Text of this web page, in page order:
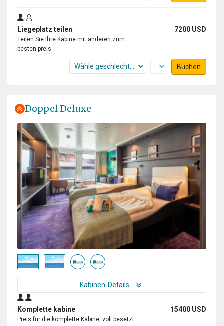
Liegeplatz teilen 7200 USD
Teilen Sie Ihre Kabine mit anderen zum
besten preis
Buchen
Doppel Deluxe
Kabinen-Details
Komplette kabine 15400 USD
Preis für die komplette Kabine, voll besetzt.